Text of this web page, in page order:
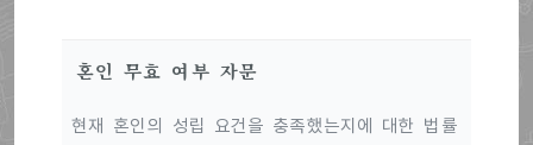
혼인 무효 여부 자문
현재 혼인의 성립 요건을 충족했는지에 대한 법률